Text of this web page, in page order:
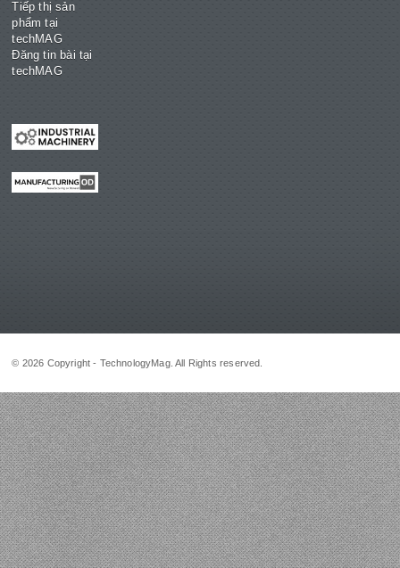
Tiếp thị sản
phẩm tại
techMAG
Đăng tin bài tại
techMAG
© 2026 Copyright - TechnologyMag. All Rights reserved.